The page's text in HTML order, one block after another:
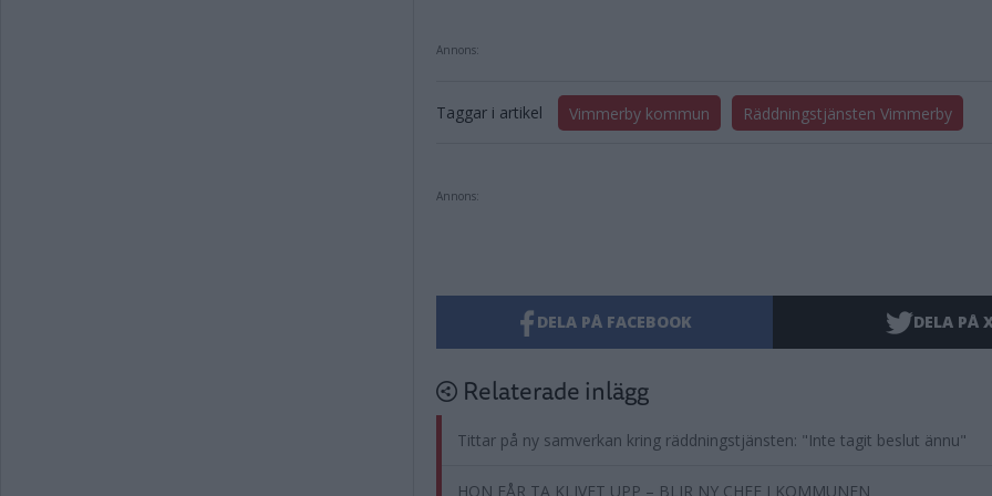
Annons:
Taggar i artikel Vimmerby kommun Räddningstjänsten Vimmerby
Annons:
DELA PÅ FACEBOOK DELA PÅ
Relaterade inlägg
Tittar på ny samverkan kring räddningstjänsten: "Inte tagit beslut ännu"
HON FÅR TA KLIVET UPP – BLIR NY CHEF I KOMMUNEN